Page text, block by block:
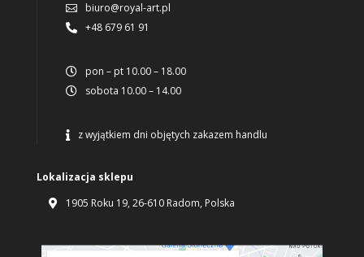
 biuro@royal-art.pl
 +48 679 61 91
 pon – pt 10.00 – 18.00
 sobota 10.00 – 14.00
 z wyjątkiem dni objętych zakazem handlu
Lokalizacja sklepu
 1905 Roku 19, 26-610 Radom, Polska